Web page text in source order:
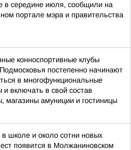
в середине июля, сообщили на
портале мэра и правительства
конноспортивные клубы
постепенно начинают
в многофункциональные
и включать в свой состав
магазины амуниции и гостиницы
в школе и около сотни новых
появится в Молжаниновском